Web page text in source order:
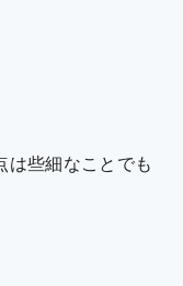
些細なことでも